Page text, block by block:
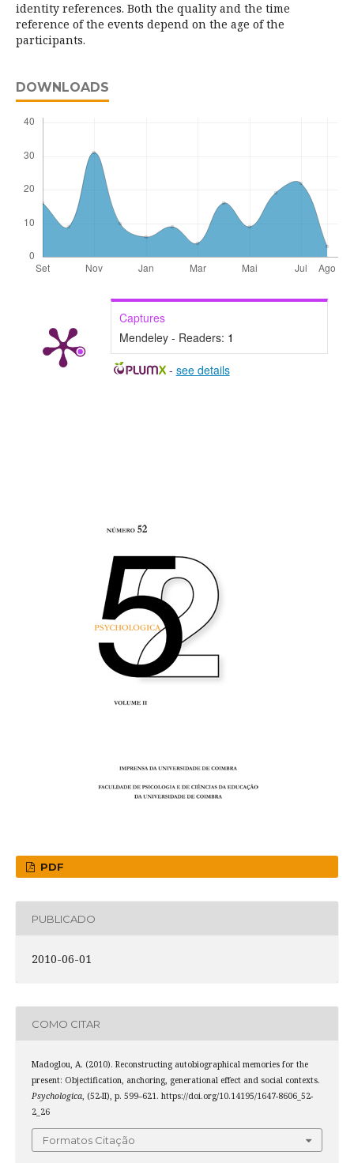
identity references. Both the quality and the time
reference of the events depend on the age of the
participants.
DOWNLOADS
Captures
Mendeley - Readers: 1
- see details
PDF
PUBLICADO
2010-06-01
COMO CITAR
Madoglou, A. (2010). Reconstructing autobiographical memories for the
present: Objectification, anchoring, generational effect and social contexts.
Psychologica, (52-II), p. 599–621. https://doi.org/10.14195/1647-8606_52-
2_26
Formatos Citação